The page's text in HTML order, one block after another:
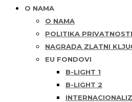
O NAMA
O NAMA
POLITIKA PRIVATNOSTI
NAGRADA ZLATNI
EU FONDOVI
B-LIGHT 1
B-LIGHT 2